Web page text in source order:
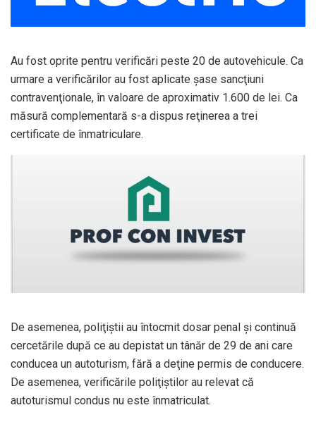
Au fost oprite pentru verificări peste 20 de autovehicule. Ca
urmare a verificărilor au fost aplicate şase sancţiuni
contravenţionale, în valoare de aproximativ 1.600 de lei. Ca
măsură complementară s-a dispus reţinerea a trei
certificate de înmatriculare.
De asemenea, poliţiştii au întocmit dosar penal şi continuă
cercetările după ce au depistat un tânăr de 29 de ani care
conducea un autoturism, fără a deţine permis de conducere.
De asemenea, verificările poliţiştilor au relevat că
autoturismul condus nu este înmatriculat.